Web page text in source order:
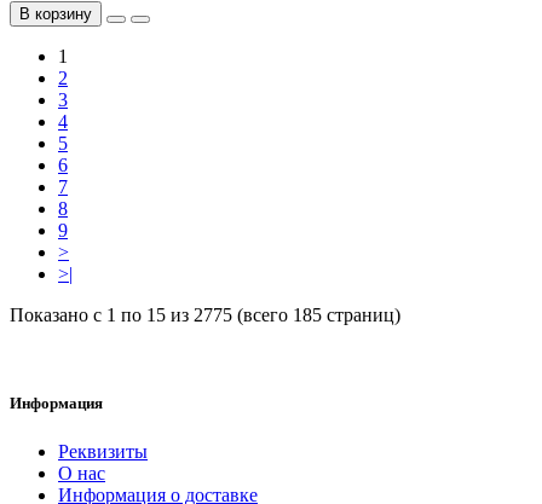
В корзину
1
2
3
4
5
6
7
8
9
>
>|
Показано с 1 по 15 из 2775 (всего 185 страниц)
Информация
Реквизиты
О нас
Информация о доставке